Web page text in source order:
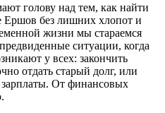
голову над тем, как найти
Ершов без лишних хлопот и
жизни мы стараемся
ситуации, когда
у всех: закончить
отдать старый долг, или
зарплаты. От финансовых